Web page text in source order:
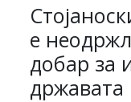
е
добар за
државата